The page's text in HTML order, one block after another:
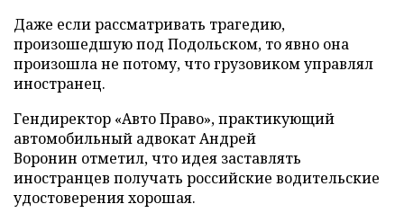
Даже если рассматривать трагедию,
произошедшую под Подольском, то явно она
произошла не потому, что грузовиком управлял
иностранец.
Гендиректор «Авто Право», практикующий
автомобильный адвокат Андрей
Воронин отметил, что идея заставлять
иностранцев получать российские водительские
удостоверения хорошая.